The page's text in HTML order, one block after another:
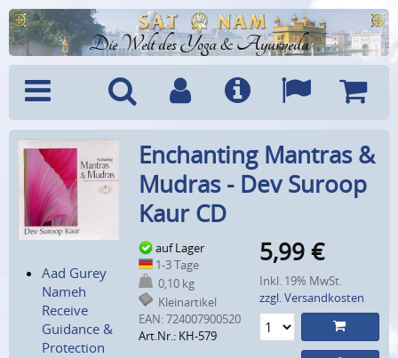
Die Welt des Yoga & Ayurveda
Menü SucheBenutzerkonto
Info Sprachen
Aad Gurey
Nameh
Receive
Guidance &
Protection
Enchanting Mantras &
Mudras - Dev Suroop
Kaur CD
auf Lager
1-3 Tage
0,10 kg
Kleinartikel
EAN:724007900520
Art.Nr.: KH-579
5,99 €
Inkl. 19% MwSt.
zzgl. Versandkosten